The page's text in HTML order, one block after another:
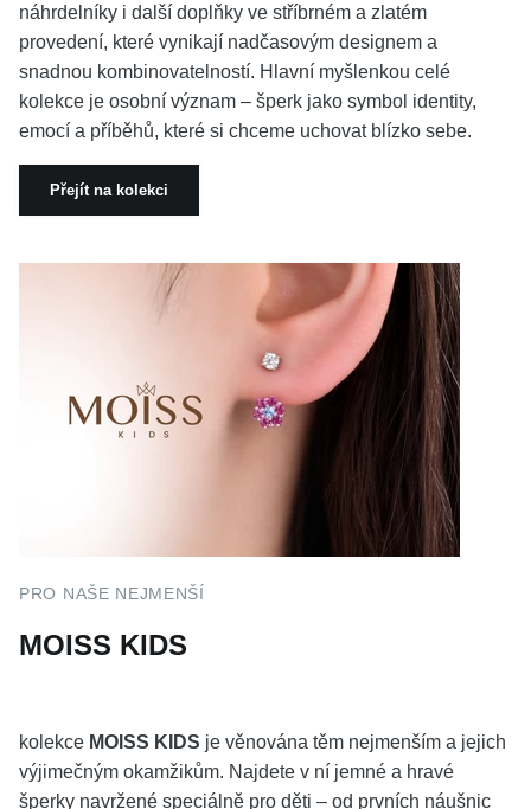
náhrdelníky i další doplňky ve stříbrném a zlatém
provedení, které vynikají nadčasovým designem a
snadnou kombinovatelností. Hlavní myšlenkou celé
kolekce je osobní význam – šperk jako symbol identity,
emocí a příběhů, které si chceme uchovat blízko sebe.
Přejít na kolekci
PRO NAŠE NEJMENŠÍ
MOISS KIDS
kolekce MOISS KIDS je věnována těm nejmenším a jejich
výjimečným okamžikům. Najdete v ní jemné a hravé
šperky navržené speciálně pro děti – od prvních náušnic